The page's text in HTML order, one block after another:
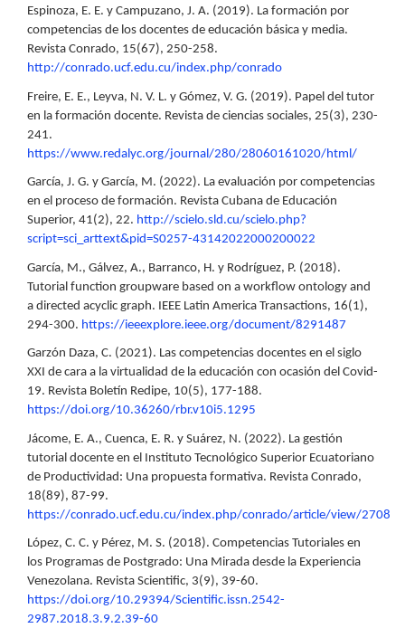
Espinoza, E. E. y Campuzano, J. A. (2019). La formación por
competencias de los docentes de educación básica y media.
Revista Conrado, 15(67), 250-258.
http://conrado.ucf.edu.cu/index.php/conrado
Freire, E. E., Leyva, N. V. L. y Gómez, V. G. (2019). Papel del tutor
en la formación docente. Revista de ciencias sociales, 25(3), 230-
241.
https://www.redalyc.org/journal/280/28060161020/html/
García, J. G. y García, M. (2022). La evaluación por competencias
en el proceso de formación. Revista Cubana de Educación
Superior, 41(2), 22. http://scielo.sld.cu/scielo.php?
script=sci_arttext&pid=S0257-43142022000200022
García, M., Gálvez, A., Barranco, H. y Rodríguez, P. (2018).
Tutorial function groupware based on a workflow ontology and
a directed acyclic graph. IEEE Latin America Transactions, 16(1),
294-300. https://ieeexplore.ieee.org/document/8291487
Garzón Daza, C. (2021). Las competencias docentes en el siglo
XXI de cara a la virtualidad de la educación con ocasión del Covid-
19. Revista Boletín Redipe, 10(5), 177-188.
https://doi.org/10.36260/rbr.v10i5.1295
Jácome, E. A., Cuenca, E. R. y Suárez, N. (2022). La gestión
tutorial docente en el Instituto Tecnológico Superior Ecuatoriano
de Productividad: Una propuesta formativa. Revista Conrado,
18(89), 87-99.
https://conrado.ucf.edu.cu/index.php/conrado/article/view/2708
López, C. C. y Pérez, M. S. (2018). Competencias Tutoriales en
los Programas de Postgrado: Una Mirada desde la Experiencia
Venezolana. Revista Scientific, 3(9), 39-60.
https://doi.org/10.29394/Scientific.issn.2542-
2987.2018.3.9.2.39-60